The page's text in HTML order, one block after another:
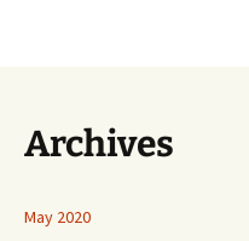
Archives
May 2020